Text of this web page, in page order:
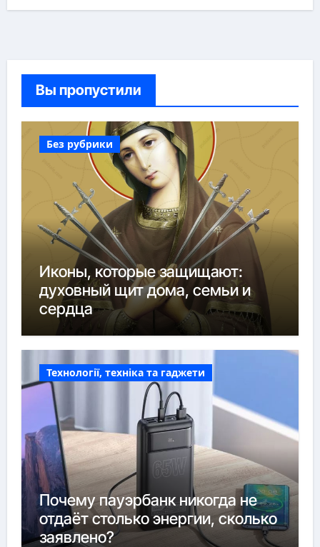
Вы пропустили
Без рубрики
Иконы, которые защищают:
духовный щит дома, семьи и
сердца
Технології, техніка та гаджети
Почему пауэрбанк никогда не
отдаёт столько энергии, сколько
заявлено?